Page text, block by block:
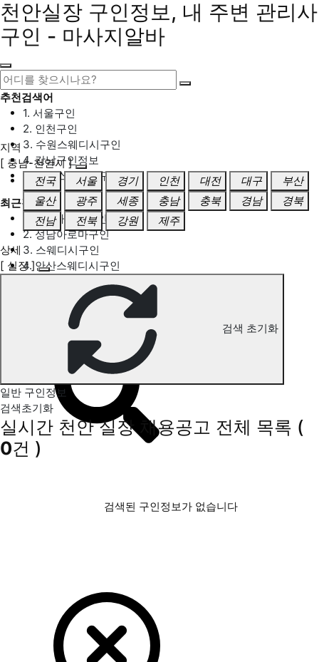
천안실장 구인정보, 내 주변 관리사
구인 - 마사지알바
추천검색어
1. 서울구인
2. 인천구인
3. 수원스웨디시구인
4. 강남구인정보
5. 동탄스웨디시구인
최근검색어
1. 일산마사지구인
2. 성남아로마구인
3. 스웨디시구인
4. 안산스웨디시구인
천안 실장 구인정보
지역
[ 충남-천안시 ]
전국
서울 경기 인천 대전 대구
부산
울산
광주 세종 충남 충북 경남
경북
전남
전북 강원 제주
상세
[ 실장 ]
검색 초기화
일반 구인정보
검색초기화
실시간 천안 실장 채용공고 전체 목록 (
0건 )
검색된 구인정보가 없습니다